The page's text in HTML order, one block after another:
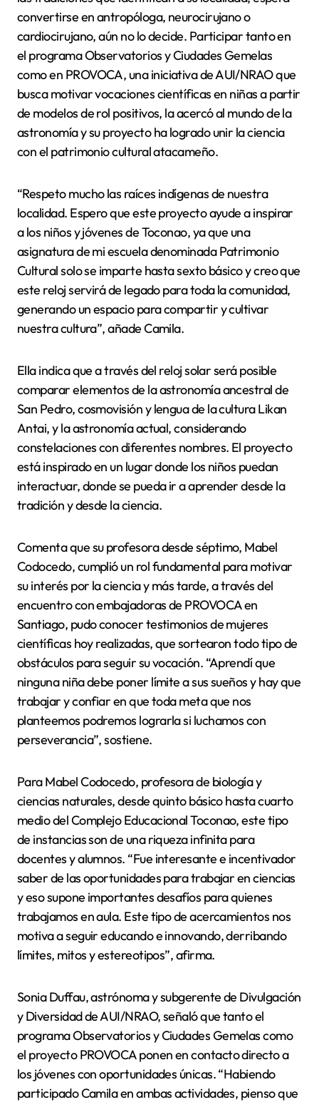
convertirse en antropóloga, neurocirujano o
cardiocirujano, aún no lo decide. Participar tanto en
el programa Observatorios y Ciudades Gemelas
como en PROVOCA, una iniciativa de AUI/NRAO que
busca motivar vocaciones científicas en niñas a partir
de modelos de rol positivos, la acercó al mundo de la
astronomía y su proyecto ha logrado unir la ciencia
con el patrimonio cultural atacameño.
“Respeto mucho las raíces indígenas de nuestra
localidad. Espero que este proyecto ayude a inspirar
a los niños y jóvenes de Toconao, ya que una
asignatura de mi escuela denominada Patrimonio
Cultural solo se imparte hasta sexto básico y creo que
este reloj servirá de legado para toda la comunidad,
generando un espacio para compartir y cultivar
nuestra cultura”, añade Camila.
Ella indica que a través del reloj solar será posible
comparar elementos de la astronomía ancestral de
San Pedro, cosmovisión y lengua de la cultura Likan
Antai, y la astronomía actual, considerando
constelaciones con diferentes nombres. El proyecto
está inspirado en un lugar donde los niños puedan
interactuar, donde se pueda ir a aprender desde la
tradición y desde la ciencia.
Comenta que su profesora desde séptimo, Mabel
Codocedo, cumplió un rol fundamental para motivar
su interés por la ciencia y más tarde, a través del
encuentro con embajadoras de PROVOCA en
Santiago, pudo conocer testimonios de mujeres
científicas hoy realizadas, que sortearon todo tipo de
obstáculos para seguir su vocación. “Aprendí que
ninguna niña debe poner límite a sus sueños y hay que
trabajar y confiar en que toda meta que nos
planteemos podremos lograrla si luchamos con
perseverancia”, sostiene.
Para Mabel Codocedo, profesora de biología y
ciencias naturales, desde quinto básico hasta cuarto
medio del Complejo Educacional Toconao, este tipo
de instancias son de una riqueza infinita para
docentes y alumnos. “Fue interesante e incentivador
saber de las oportunidades para trabajar en ciencias
y eso supone importantes desafíos para quienes
trabajamos en aula. Este tipo de acercamientos nos
motiva a seguir educando e innovando, derribando
límites, mitos y estereotipos”, afirma.
Sonia Duffau, astrónoma y subgerente de Divulgación
y Diversidad de AUI/NRAO, señaló que tanto el
programa Observatorios y Ciudades Gemelas como
el proyecto PROVOCA ponen en contacto directo a
los jóvenes con oportunidades únicas. “Habiendo
participado Camila en ambas actividades, pienso que